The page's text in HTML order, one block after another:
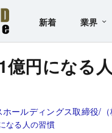
新着 業界
億円になる
ホールディングス取締役/
なる人の習慣